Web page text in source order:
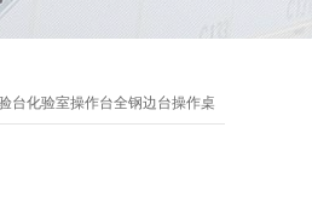
台化验室操作台全钢边台操作桌